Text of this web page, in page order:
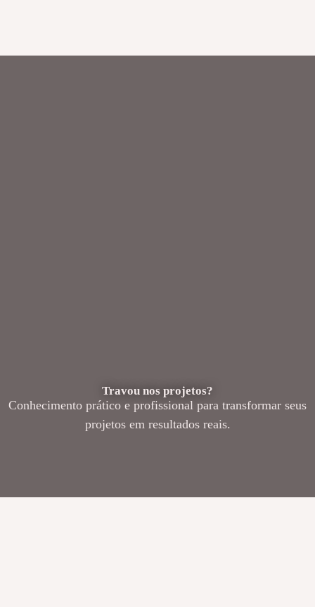
Travou nos projetos?
Conhecimento prático e profissional para transformar seus
projetos em resultados reais.